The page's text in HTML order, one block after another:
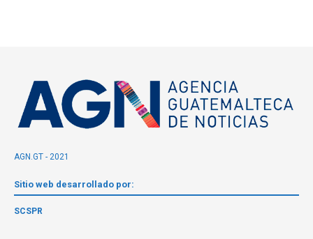
AGN.GT - 2021
Sitio web desarrollado por:
SCSPR